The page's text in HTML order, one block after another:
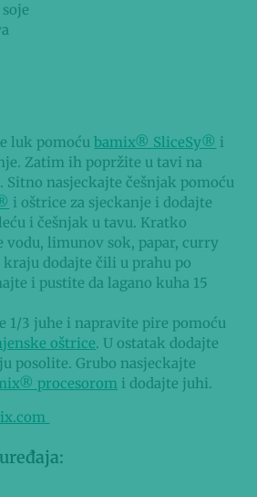
luk pomoćubamix® SliceSy® i
Zatim ih popržite u tavi na
nasjeckajte češnjak pomoću
i oštrice za sjeckanje i dodajte
i češnjak u tavu. Kratko
vodu, limunov sok, papar, curry
dodajte čili u prahu po
i pustite da lagano kuha 15
1/3 juhe i napravite pire pomoću
oštrice. U ostatak dodajte
posolite. Grubo nasjeckajte
procesorom i dodajte juhi.